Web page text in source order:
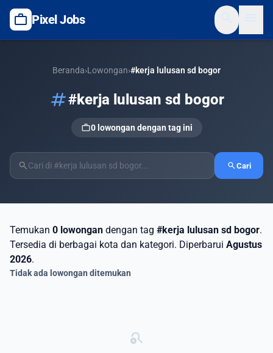
work Pixel Jobs
Beranda›Lowongan›#kerja lulusan sd bogor
tag#kerja lulusan sd bogor
work0 lowongan dengan tag ini
search searchCari
Temukan 0 lowongan dengan tag #kerja lulusan sd bogor.
Tersedia di berbagai kota dan kategori. Diperbarui Agustus
2026.
Tidak ada lowongan ditemukan
search_off